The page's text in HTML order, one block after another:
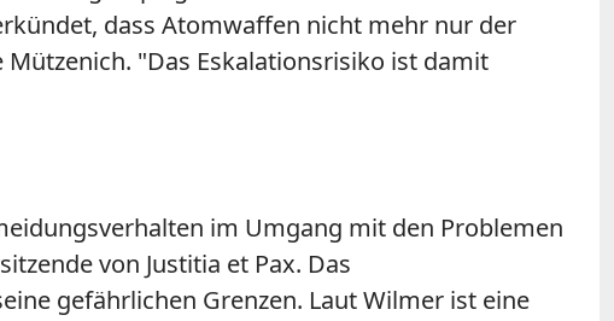
dass Atomwaffen nicht mehr nur der
"Das Eskalationsrisiko ist damit
im Umgang mit den Problemen
von Justitia et Pax. Das
gefährlichen Grenzen. Laut Wilmer ist eine